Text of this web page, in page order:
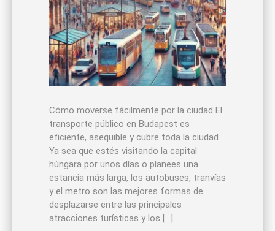
Cómo moverse fácilmente por la ciudad El
transporte público en Budapest es
eficiente, asequible y cubre toda la ciudad.
Ya sea que estés visitando la capital
húngara por unos días o planees una
estancia más larga, los autobuses, tranvías
y el metro son las mejores formas de
desplazarse entre las principales
atracciones turísticas y los […]